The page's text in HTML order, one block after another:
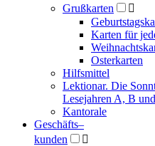
Grußkarten

Karten für
Osterkarten
Hilfsmittel
Lektionar. Die
Lesejahren A, B
Kantorale
Geschäfts­–
kunden
